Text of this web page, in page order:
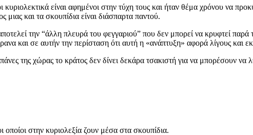
είναι αφημένοι στην τύχη τους και ήταν θέμα χρόνου να
και τα σκουπίδια είναι διάσπαρτα παντού.
την “άλλη πλευρά του φεγγαριού” που δεν μπορεί να κρυφτεί παρά
και σε αυτήν την περίσταση ότι αυτή η «ανάπτυξη» αφορά λίγους και
της χώρας το κράτος δεν δίνει δεκάρα τσακιστή για να μπορέσουν
στην κυριολεξία ζουν μέσα στα σκουπίδια.